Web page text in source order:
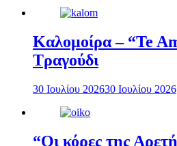
Καλομοίρα – “Te
Τραγούδι
30 Ιουλίου 202630 Ιουλίου 2026
“Οι κόρες της